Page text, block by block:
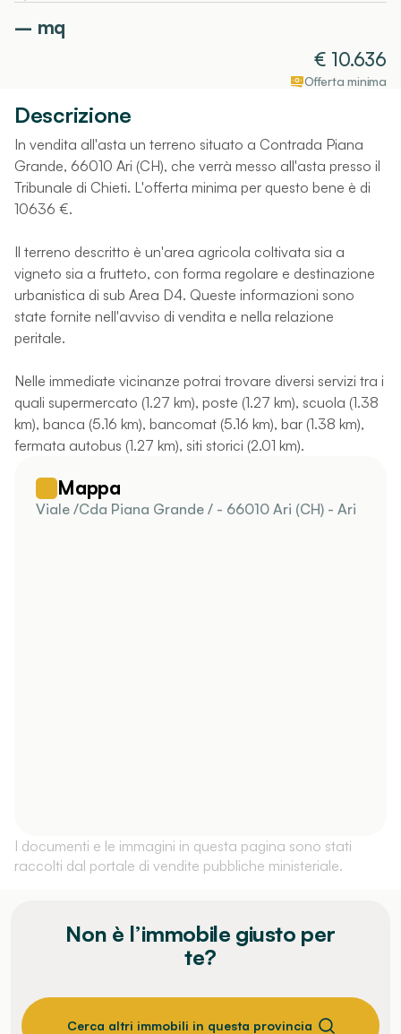
– mq
€ 10.636
Offerta minima
Descrizione
In vendita all'asta un terreno situato a Contrada Piana
Grande, 66010 Ari (CH), che verrà messo all'asta presso il
Tribunale di Chieti. L'offerta minima per questo bene è di
10636 €.
Il terreno descritto è un'area agricola coltivata sia a
vigneto sia a frutteto, con forma regolare e destinazione
urbanistica di sub Area D4. Queste informazioni sono
state fornite nell'avviso di vendita e nella relazione
peritale.
Nelle immediate vicinanze potrai trovare diversi servizi tra i
quali supermercato (1.27 km), poste (1.27 km), scuola (1.38
km), banca (5.16 km), bancomat (5.16 km), bar (1.38 km),
fermata autobus (1.27 km), siti storici (2.01 km).
Mappa
Viale /Cda Piana Grande / - 66010 Ari (CH) - Ari
I documenti e le immagini in questa pagina sono stati
raccolti dal portale di vendite pubbliche ministeriale.
Non è l’immobile giusto per
te?
Cerca altri immobili in questa provincia